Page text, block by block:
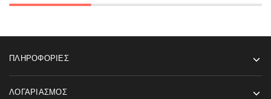
ΠΛΗΡΟΦΟΡΊΕΣ
ΛΟΓΑΡΙΑΣΜΌΣ